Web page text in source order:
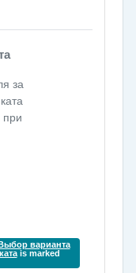
за
при
варианта
is marked